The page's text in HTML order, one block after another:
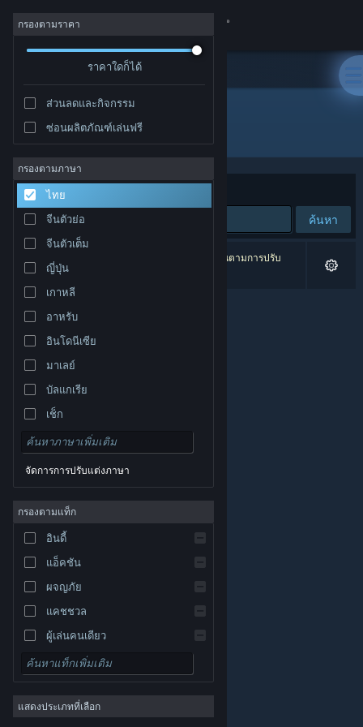
เข้าสู่ระบบ
ชุมชน
เกี่ยวกับ
ฝ่ายสนับสนุน
เปลี่ยนภาษา
รับแอป Steam แบบพกพา
ชมเว็บไซต์สำหรับเดสก์ท็อป
© Valve Corporation สงวนลิขสิทธิ์ เครื่องหมายการค้า
ทั้งหมดเป็นทรัพย์สินของเจ้าของที่เกี่ยวข้องในสหรัฐอเมริกา
และประเทศอื่นนโยบายความเป็นส่วนตัว|กฎหมาย
การคืนเงิน |
กรองตามราคา
ราคาใดก็ได้
ส่วนลดและกิจกรรม
ซ่อนผลิตภัณฑ์เล่นฟรี
กรองตามภาษา
ไทย
จีนตัวย่อ
จีนตัวเต็ม
ญี่ปุ่น
เกาหลี
อาหรับ
อินโดนีเซีย
มาเลย์
บัลแกเรีย
เช็ก
เดนมาร์ก
อังกฤษ
สเปน
สเปน-ลาตินอเมริกา
กรีก
จัดการการปรับแต่งภาษา
กรองตามแท็ก
อินดี้
แอ็คชัน
ผจญภัย
แคชชวล
ผู้เล่นคนเดียว
จำลองสถานการณ์
เกมสวมบทบาท
กลยุทธ์
แสดงประเภทที่เลือก
ผู้พัฒนา: Unfinished Pixel SL
จัดเรียงตาม
ค้นหา
0 ผลลัพธ์ตรงกับที่คุณค้นหา 3 ผลิตภัณฑ์ได้ถูกละเว้นตามการปรับ
แต่งของคุณ